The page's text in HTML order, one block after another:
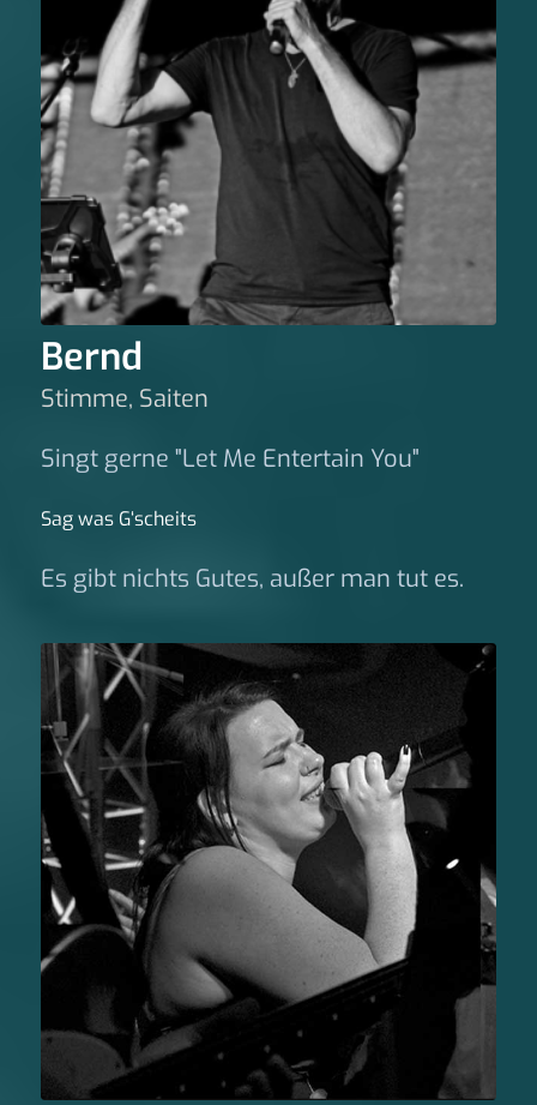
Bernd
Stimme, Saiten
Singt gerne "Let Me Entertain You"
Sag was G‘scheits
Es gibt nichts Gutes, außer man tut es.